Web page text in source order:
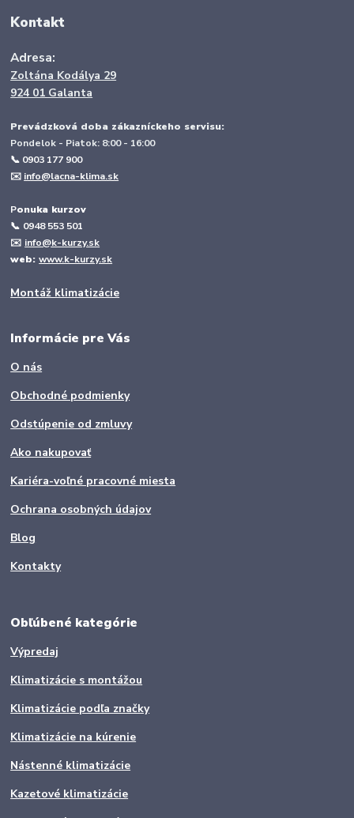
Kontakt
Adresa:
Zoltána Kodálya 29
924 01 Galanta
Prevádzková doba zákazníckeho servisu:
Pondelok - Piatok: 8:00 - 16:00
📞 0903 177 900
✉️ info@lacna-klima.sk
Ponuka kurzov
📞 0948 553 501
✉️ info@k-kurzy.sk
web:www.k-kurzy.sk
Montáž klimatizácie
Informácie pre Vás
O nás
Obchodné podmienky
Odstúpenie od zmluvy
Ako nakupovať
Kariéra-voľné pracovné miesta
Ochrana osobných údajov
Blog
Kontakty
Obľúbené kategórie
Výpredaj
Klimatizácie s montážou
Klimatizácie podľa značky
Klimatizácie na kúrenie
Nástenné klimatizácie
Kazetové klimatizácie